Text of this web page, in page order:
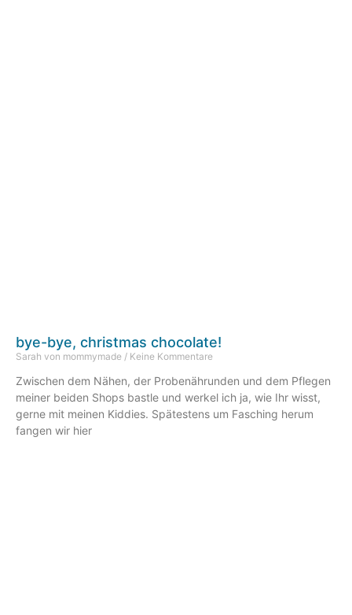
bye-bye, christmas chocolate!
Sarah von mommymade Keine Kommentare
Zwischen dem Nähen, der Probenährunden und dem Pflegen
meiner beiden Shops bastle und werkel ich ja, wie Ihr wisst,
gerne mit meinen Kiddies. Spätestens um Fasching herum
fangen wir hier